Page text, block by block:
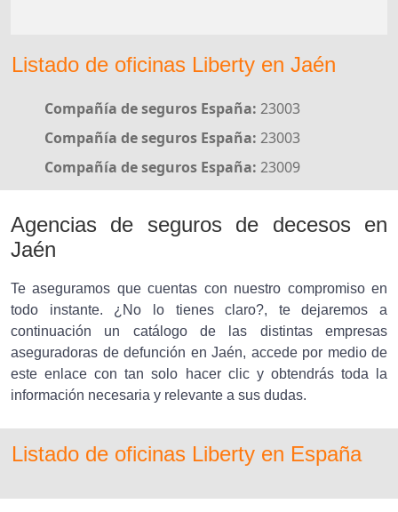
Listado de oficinas Liberty en Jaén
Compañía de seguros España: 23003
Compañía de seguros España: 23003
Compañía de seguros España: 23009
Agencias de seguros de decesos en
Jaén
Te aseguramos que cuentas con nuestro compromiso en
todo instante. ¿No lo tienes claro?, te dejaremos a
continuación un catálogo de las distintas empresas
aseguradoras de defunción en Jaén, accede por medio de
este enlace con tan solo hacer clic y obtendrás toda la
información necesaria y relevante a sus dudas.
Listado de oficinas Liberty en España